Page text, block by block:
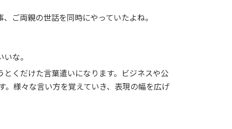
ご両親の世話を同時にやっていたよね。
な。
くだけた言葉遣いになります。ビジネスや公
様々な言い方を覚えていき、表現の幅を広げ